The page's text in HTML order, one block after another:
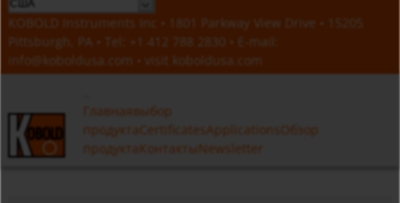
KOBOLD Instruments Inc • 1801 Parkway View Drive • 15205
Pittsburgh, PA • Tel:
+1 412 788 2830 • E-mail:
info@koboldusa.com • visit koboldusa.com
Главнаявыбор
продуктаCertificatesApplications Обзор
продуктаКонтактыNewsletter